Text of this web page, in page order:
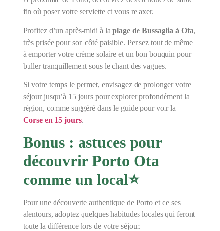
fin où poser votre serviette et vous relaxer.
Profitez d’un après-midi à la plage de Bussaglia à Ota,
très prisée pour son côté paisible. Pensez tout de même
à emporter votre crème solaire et un bon bouquin pour
buller tranquillement sous le chant des vagues.
Si votre temps le permet, envisagez de prolonger votre
séjour jusqu’à 15 jours pour explorer profondément la
région, comme suggéré dans le guide pour voir la
Corse en 15 jours.
Bonus : astuces pour
découvrir Porto Ota
comme un local⭐
Pour une découverte authentique de Porto et de ses
alentours, adoptez quelques habitudes locales qui feront
toute la différence lors de votre séjour.